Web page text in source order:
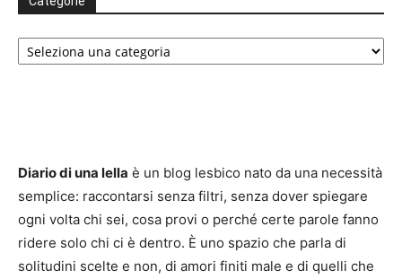
Categorie
Diario di una lella è un blog lesbico nato da una necessità
semplice: raccontarsi senza filtri, senza dover spiegare
ogni volta chi sei, cosa provi o perché certe parole fanno
ridere solo chi ci è dentro. È uno spazio che parla di
solitudini scelte e non, di amori finiti male e di quelli che